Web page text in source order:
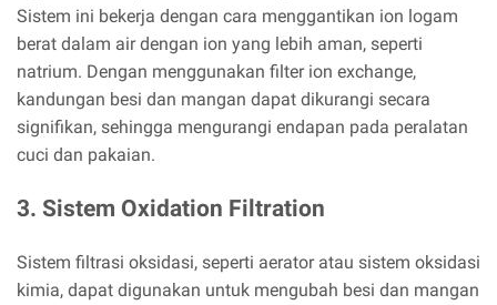
Sistem ini bekerja dengan cara menggantikan ion logam
berat dalam air dengan ion yang lebih aman, seperti
natrium. Dengan menggunakan filter ion exchange,
kandungan besi dan mangan dapat dikurangi secara
signifikan, sehingga mengurangi endapan pada peralatan
cuci dan pakaian.
3. Sistem Oxidation Filtration
Sistem filtrasi oksidasi, seperti aerator atau sistem oksidasi
kimia, dapat digunakan untuk mengubah besi dan mangan